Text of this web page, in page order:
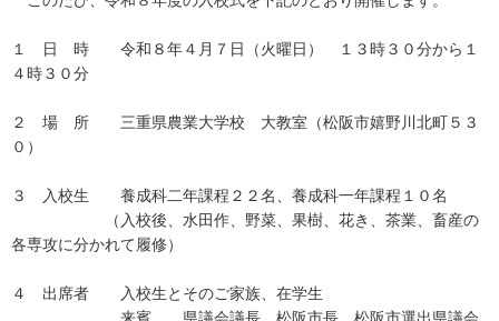
１ 日 時 令和８年４月７日（火曜日） １３時３０分から１
４時３０分
２ 場 所 三重県農業大学校 大教室（松阪市嬉野川北町５３
０）
３ 入校生 養成科二年課程２２名、養成科一年課程１０名
（入校後、水田作、野菜、果樹、花き、茶業、畜産の
各専攻に分かれて履修）
４ 出席者 入校生とそのご家族、在学生